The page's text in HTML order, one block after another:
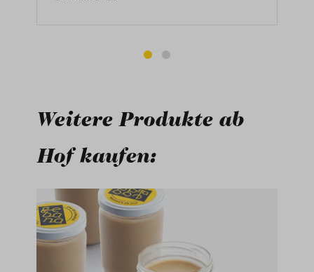
Weitere Produkte ab
Hof kaufen:
Produktgalerie überspringen